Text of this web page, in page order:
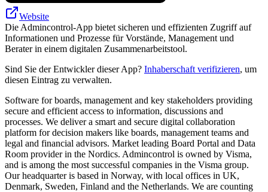
Website
Die Admincontrol-App bietet sicheren und effizienten Zugriff auf
Informationen und Prozesse für Vorstände, Management und
Berater in einem digitalen Zusammenarbeitstool.
Sind Sie der Entwickler dieser App? Inhaberschaft verifizieren, um
diesen Eintrag zu verwalten.
Software for boards, management and key stakeholders providing
secure and efficient access to information, discussions and
processes. We deliver a smart and secure digital collaboration
platform for decision makers like boards, management teams and
legal and financial advisors. Market leading Board Portal and Data
Room provider in the Nordics. Admincontrol is owned by Visma,
and is among the most successful companies in the Visma group.
Our headquarter is based in Norway, with local offices in UK,
Denmark, Sweden, Finland and the Netherlands. We are counting